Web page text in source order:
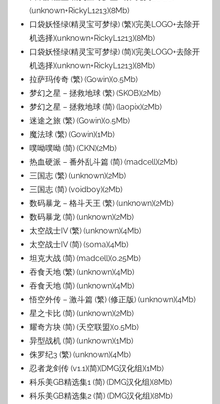
(unknown+RickyL1213)(8Mb)
口袋妖怪绿(精灵宝可梦绿) (繁)(完美LOGO+去除开
机选择)(unknown+RickyL1213)(8Mb)
口袋妖怪绿(精灵宝可梦绿) (简)(完美LOGO+去除开
机选择)(unknown+RickyL1213)(8Mb)
拉萨玛传奇 (繁) (Gowin)(0.5Mb)
梦幻之星 – 拯救地球 (繁) (SKOB)(2Mb)
梦幻之星 – 拯救地球 (简) (laopix)(2Mb)
迷途之旅 (繁) (Gowin)(0.5Mb)
魔法球 (繁) (Gowin)(1Mb)
噗呦噗呦 (简) (CKN)(2Mb)
热血硬派 – 番外乱斗篇 (简) (madcell)(2Mb)
三国志 (繁) (unknown)(2Mb)
三国志 (简) (voidboy)(2Mb)
数码暴龙 – 格斗天王 (繁) (unknown)(2Mb)
数码暴龙 (简) (unknown)(2Mb)
太空战士IV (繁) (unknown)(4Mb)
太空战士IV (简) (soma)(4Mb)
坦克大战 (简) (madcell)(0.25Mb)
吞食天地 (繁) (unknown)(4Mb)
吞食天地 (简) (unknown)(4Mb)
悟空外传 – 激斗篇 (繁) (修正版) (unknown)(4Mb)
星之卡比 (简) (unknown)(2Mb)
耀奇方块 (简) (天空联盟)(0.5Mb)
异型战机 (简) (unknown)(1Mb)
侏罗纪3 (繁) (unknown)(4Mb)
忍者龙剑传 (v1.1)(简)(DMG汉化组)(1Mb)
科乐美GB精选集1 (简) (DMG汉化组)(8Mb)
科乐美GB精选集2 (简) (DMG汉化组)(8Mb)